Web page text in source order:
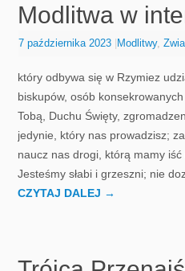
Modlitwa w
7 października 2023 Modlitwy,
który odbywa się w Rzymiez
biskupów, osób
Tobą, Duchu Święty,
jedynie, który nas prowadzisz;
naucz nas drogi, którą mamy
Jesteśmy słabi i grzeszni; nie
CZYTAJ DALEJ →